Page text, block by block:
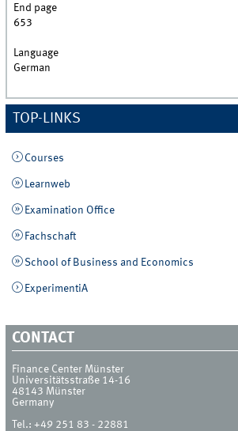
End page
653
Language
German
TOP-LINKS
Courses
Learnweb
Examination Office
Fachschaft
School of Business and Economics
ExperimentiA
CONTACT
Finance Center Münster
Universitätsstraße 14-16
48143 Münster
Germany
Tel.:+49 251 83 - 22881